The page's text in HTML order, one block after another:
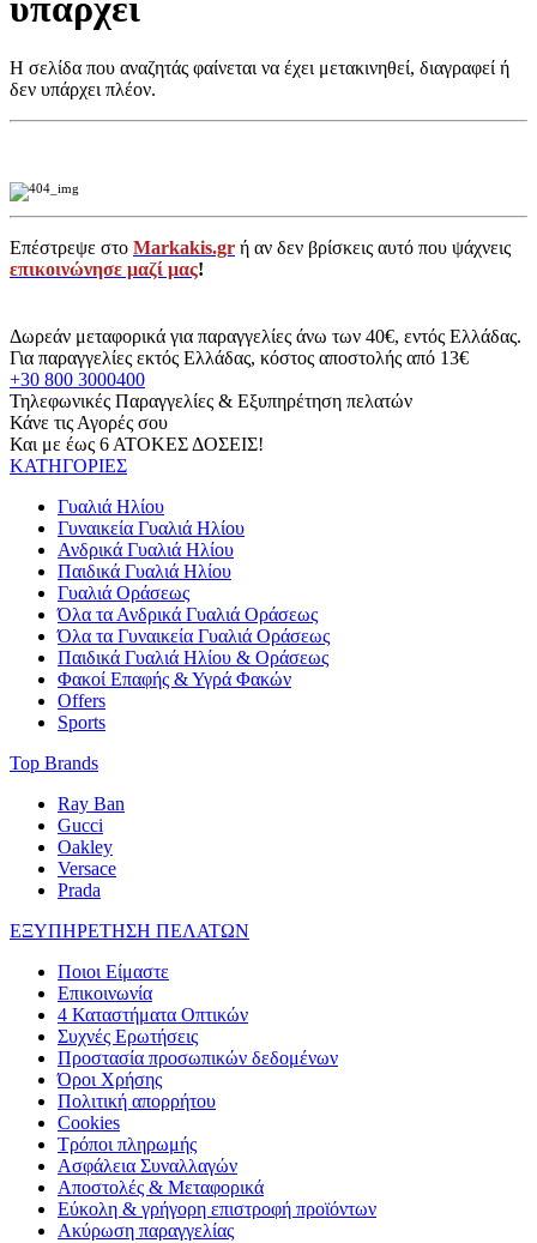
υπάρχει
Η σελίδα που αναζητάς φαίνεται να έχει μετακινηθεί, διαγραφεί ή
δεν υπάρχει πλέον.
Επέστρεψε στο Markakis.gr ή αν δεν βρίσκεις αυτό που ψάχνεις
επικοινώνησε μαζί μας!
Δωρεάν μεταφορικά για παραγγελίες άνω των 40€, εντός Ελλάδας.
Για παραγγελίες εκτός Ελλάδας, κόστος αποστολής από 13€
+30 800 3000400
Τηλεφωνικές Παραγγελίες & Εξυπηρέτηση πελατών
Κάνε τις Αγορές σου
Και με έως 6 ΑΤΟΚΕΣ ΔΟΣΕΙΣ!
ΚΑΤΗΓΟΡΙΕΣ
Γυαλιά Ηλίου
Γυναικεία Γυαλιά Ηλίου
Ανδρικά Γυαλιά Ηλίου
Παιδικά Γυαλιά Ηλίου
Γυαλιά Οράσεως
Όλα τα Ανδρικά Γυαλιά Οράσεως
Όλα τα Γυναικεία Γυαλιά Οράσεως
Παιδικά Γυαλιά Ηλίου & Οράσεως
Φακοί Επαφής & Υγρά Φακών
Offers
Sports
Top Brands
Ray Ban
Gucci
Oakley
Versace
Prada
ΕΞΥΠΗΡΕΤΗΣΗ ΠΕΛΑΤΩΝ
Ποιοι Είμαστε
Επικοινωνία
4 Καταστήματα Οπτικών
Συχνές Ερωτήσεις
Προστασία προσωπικών δεδομένων
Όροι Χρήσης
Πολιτική απορρήτου
Cookies
Τρόποι πληρωμής
Ασφάλεια Συναλλαγών
Αποστολές & Μεταφορικά
Εύκολη & γρήγορη επιστροφή προϊόντων
Ακύρωση παραγγελίας